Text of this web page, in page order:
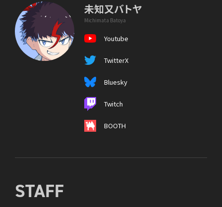
未知又バトヤ
Michimata Batoya
Youtube
TwitterX
Bluesky
Twitch
BOOTH
STAFF